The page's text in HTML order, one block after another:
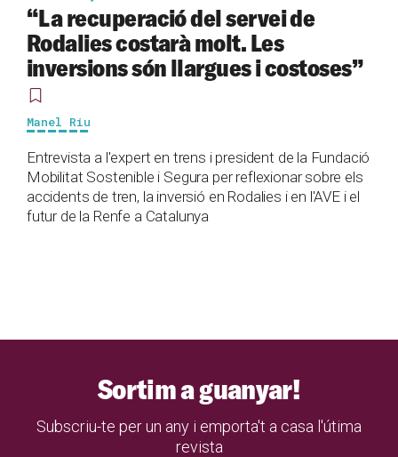
“La recuperació del servei de
Rodalies costarà molt. Les
inversions són llargues i costoses”
Manel Riu
Entrevista a l'expert en trens i president de la Fundació
Mobilitat Sostenible i Segura per reflexionar sobre els
accidents de tren, la inversió en Rodalies i en l'AVE i el
futur de la Renfe a Catalunya
Sortim a guanyar!
Subscriu-te per un any i emporta't a casa l'útima
revista